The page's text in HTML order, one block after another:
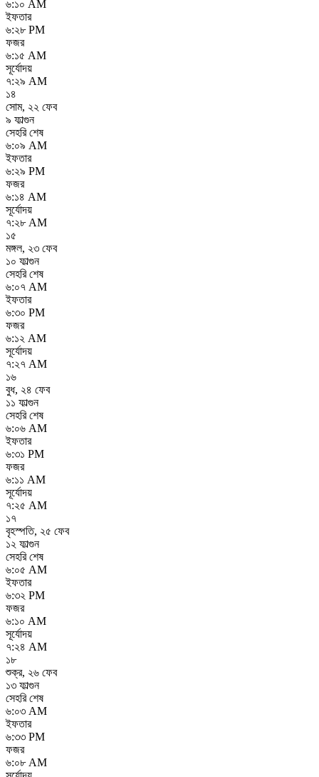
৬:১০ AM
ইফতার
৬:২৮ PM
ফজর
৬:১৫ AM
সূর্যোদয়
৭:২৯ AM
১৪
সোম, ২২ ফেব
৯ ফাল্গুন
সেহরি শেষ
৬:০৯ AM
ইফতার
৬:২৯ PM
ফজর
৬:১৪ AM
সূর্যোদয়
৭:২৮ AM
১৫
মঙ্গল, ২৩ ফেব
১০ ফাল্গুন
সেহরি শেষ
৬:০৭ AM
ইফতার
৬:৩০ PM
ফজর
৬:১২ AM
সূর্যোদয়
৭:২৭ AM
১৬
বুধ, ২৪ ফেব
১১ ফাল্গুন
সেহরি শেষ
৬:০৬ AM
ইফতার
৬:৩১ PM
ফজর
৬:১১ AM
সূর্যোদয়
৭:২৫ AM
১৭
বৃহস্পতি, ২৫ ফেব
১২ ফাল্গুন
সেহরি শেষ
৬:০৫ AM
ইফতার
৬:৩২ PM
ফজর
৬:১০ AM
সূর্যোদয়
৭:২৪ AM
১৮
শুক্র, ২৬ ফেব
১৩ ফাল্গুন
সেহরি শেষ
৬:০৩ AM
ইফতার
৬:৩৩ PM
ফজর
৬:০৮ AM